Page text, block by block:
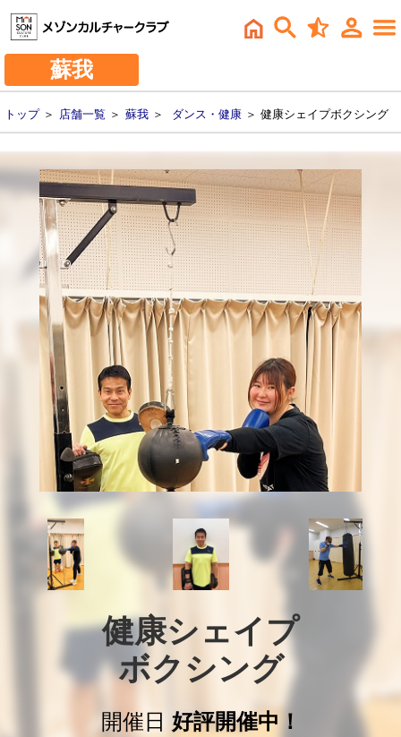
蘇我
トップ＞ 店舗一覧 ＞ 蘇我 ＞ ダンス・健康 ＞ 健康シェイプボクシング
健康シェイプ
ボクシング
開催日 好評開催中！